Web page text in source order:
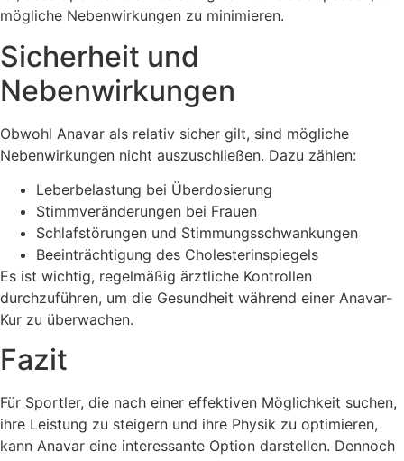
mögliche Nebenwirkungen zu minimieren.
Sicherheit und
Nebenwirkungen
Obwohl Anavar als relativ sicher gilt, sind mögliche
Nebenwirkungen nicht auszuschließen. Dazu zählen:
Leberbelastung bei Überdosierung
Stimmveränderungen bei Frauen
Schlafstörungen und Stimmungsschwankungen
Beeinträchtigung des Cholesterinspiegels
Es ist wichtig, regelmäßig ärztliche Kontrollen
durchzuführen, um die Gesundheit während einer Anavar-
Kur zu überwachen.
Fazit
Für Sportler, die nach einer effektiven Möglichkeit suchen,
ihre Leistung zu steigern und ihre Physik zu optimieren,
kann Anavar eine interessante Option darstellen. Dennoch